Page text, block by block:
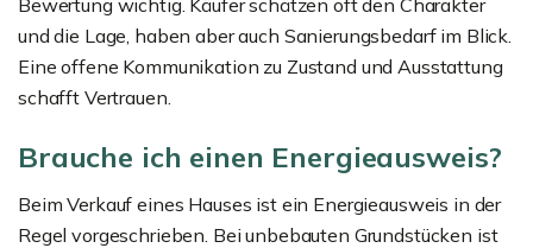
Bewertung wichtig. Käufer schätzen oft den Charakter
und die Lage, haben aber auch Sanierungsbedarf im Blick.
Eine offene Kommunikation zu Zustand und Ausstattung
schafft Vertrauen.
Brauche ich einen Energieausweis?
Beim Verkauf eines Hauses ist ein Energieausweis in der
Regel vorgeschrieben. Bei unbebauten Grundstücken ist